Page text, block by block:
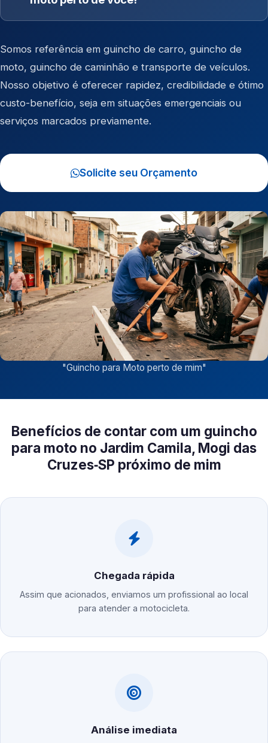
Somos referência em guincho de carro, guincho de
moto, guincho de caminhão e transporte de veículos.
Nosso objetivo é oferecer rapidez, credibilidade e ótimo
custo-benefício, seja em situações emergenciais ou
serviços marcados previamente.
Solicite seu Orçamento
"Guincho para Moto perto de mim"
Benefícios de contar com um guincho
para moto no Jardim Camila, Mogi das
Cruzes‑SP próximo de mim
Chegada rápida
Assim que acionados, enviamos um profissional ao local
para atender a motocicleta.
Análise imediata